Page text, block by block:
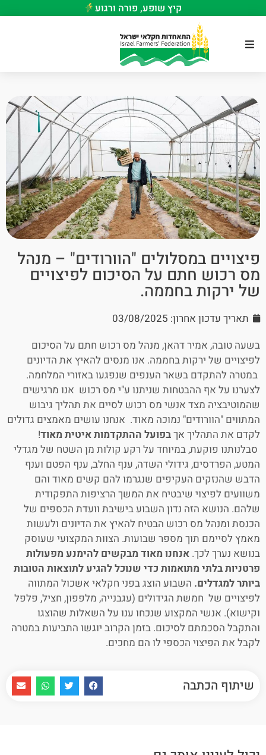
קיץ שופע, פורה ורגוע
פיצויים במסלולים "הוורודים" – מנהל
מס רכוש חתם על הסיכום לפיצויים
של ירקות בחממה.
תאריך עדכון אחרון: 03/08/2025
בשעה טובה, אמיר דהאן, מנהל מס רכוש חתם על הסיכום
לפיצויים של ירקות בחממה. אנו מנסים להאיץ את הדיונים
במטרה להתקדם בשאר הענפים שנפגעו באזורי המלחמה.
לצערנו על אף ההבטחות שניתנו ע"י מס רכוש אנו מרגישים
שהמוטיבציה מצד אנשי מס רכוש לסיים את תהליך גיבוש
המתווים "הוורודים" נמוכה מאוד. אנחנו עושים מאמצים גדולים
לקדם את התהליך אךבפועל ההתקדמות איטית מאוד!
סבלנותנו פוקעת, במיוחד על רקע קולות מן השטח של מגדלי
המטע, הפרדסים, גידולי השדה, ענף החלב, ענף הפטם וענף
הדבש שהנזקים העקיפים שנגרמו להם קשים מאוד והם
משוועים לפיצוי שיבטיח את המשך הרציפות התפקודית
שלהם. הנושא הזה נדון השבוע בישיבת וועדת הכספים של
הכנסת ומנהל מס רכוש הבטיח להאיץ את הדיונים ולעשות
מאמץ לסיימם תוך מספר שבועות. הצוות המקצועי שעוסק
בנושא נערך לכך. אנחנו מאוד מבקשים להימנע מפעולות
פרטניות בלתי מתואמות כדי שנוכל להגיע לתוצאות הטובות
ביותר למגדלים. השבוע הוצג בפני חקלאי אשכול המתווה
לפיצויים של חמשת הגידולים (עגבנייה, מלפפון, חציל, פלפל
וקישוא). אנשי המקצוע שנכחו ענו על השאלות שהוצגו
והתקבל הסכמתם לסיכום. בזמן הקרוב יוגשו התביעות במטרה
לקבל את הפיצוי הכספי לו הם מחכים.
שיתוף הכתבה